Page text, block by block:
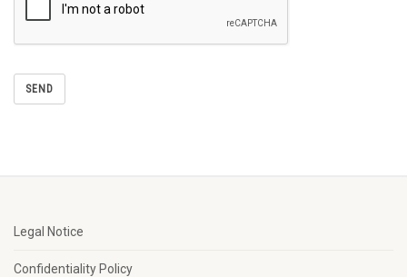
Legal Notice
Confidentiality Policy